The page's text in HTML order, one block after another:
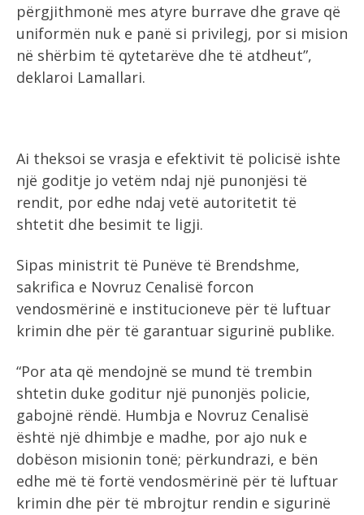
përgjithmonë mes atyre burrave dhe grave që
uniformën nuk e panë si privilegj, por si mision
në shërbim të qytetarëve dhe të atdheut”,
deklaroi Lamallari.
Ai theksoi se vrasja e efektivit të policisë ishte
një goditje jo vetëm ndaj një punonjësi të
rendit, por edhe ndaj vetë autoritetit të
shtetit dhe besimit te ligji.
Sipas ministrit të Punëve të Brendshme,
sakrifica e Novruz Cenalisë forcon
vendosmërinë e institucioneve për të luftuar
krimin dhe për të garantuar sigurinë publike.
“Por ata që mendojnë se mund të trembin
shtetin duke goditur një punonjës policie,
gabojnë rëndë. Humbja e Novruz Cenalisë
është një dhimbje e madhe, por ajo nuk e
dobëson misionin tonë; përkundrazi, e bën
edhe më të fortë vendosmërinë për të luftuar
krimin dhe për të mbrojtur rendin e sigurinë